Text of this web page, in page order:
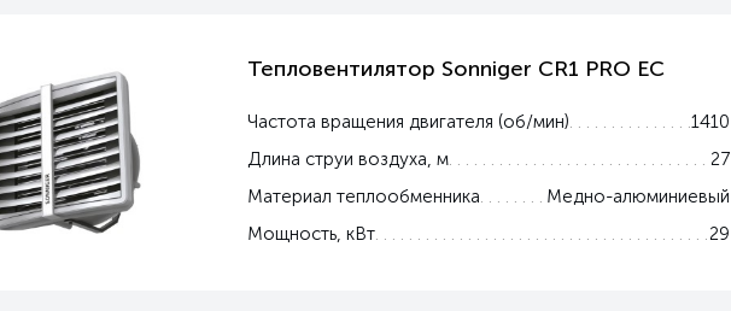
Тепловентилятор Sonniger CR1 PRO EC
Частота вращения двигателя (об/мин)
1410
Длина струи воздуха, м
27
Материал теплообменника
Медно-алюминиевый
Мощность, кВт
29